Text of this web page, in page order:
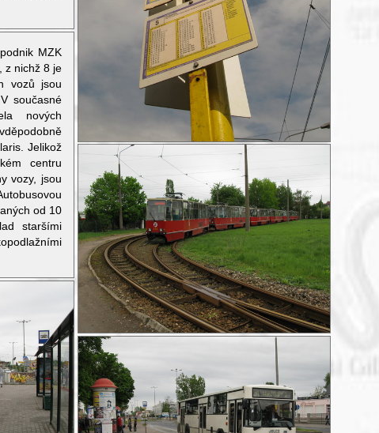
MZK
z nichž 8 je
vozů jsou
současné
nových
Jelikož
centru
vozy, jsou
od 10
staršími